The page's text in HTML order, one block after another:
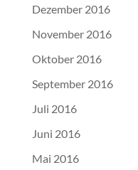
Dezember 2016
November 2016
Oktober 2016
September 2016
Juli 2016
Juni 2016
Mai 2016